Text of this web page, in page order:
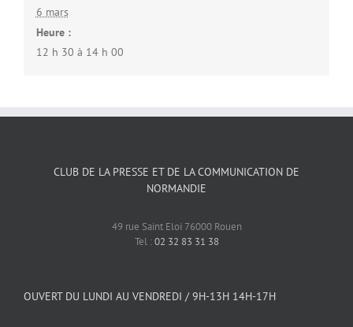
6 mars
Heure :
12 h 30 à 14 h 00
CLUB DE LA PRESSE ET DE LA COMMUNICATION DE
NORMANDIE
49 rue Saint Eloi 76000 Rouen
Tel :02 32 83 31 38
OUVERT DU LUNDI AU VENDREDI / 9H-13H 14H-17H